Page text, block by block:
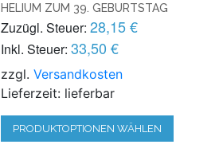
HELIUM ZUM 39. GEBURTSTAG
Zuzügl. Steuer: 28,15 €
Inkl. Steuer: 33,50 €
zzgl.Versandkosten
Lieferzeit: lieferbar
PRODUKTOPTIONEN WÄHLEN